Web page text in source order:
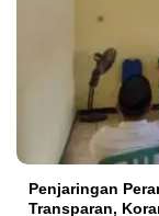
Penjaringan
Transparan,